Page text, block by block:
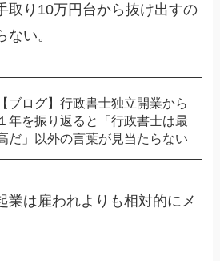
取り10万円台から抜け出すの
い。
【ブログ】行政書士独立開業から
１年を振り返ると「行政書士は最
だ」以外の言葉が見当たらない
業は雇われよりも相対的にメ